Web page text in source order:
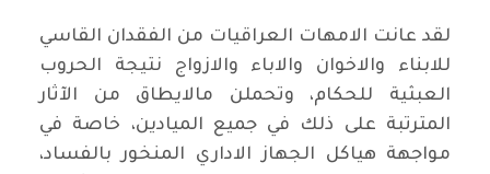
لقد عانت الامهات العراقيات من الفقدان القاسي
للابناء والاخوان والاباء والازواج نتيجة الحروب
العبثية للحكام، وتحملن مالايطاق من الآثار
المترتبة على ذلك في جميع الميادين، خاصة في
مواجهة هياكل الجهاز الاداري المنخور بالفساد،